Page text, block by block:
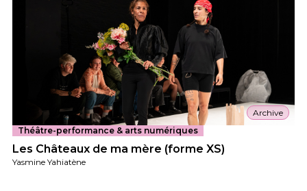
Archive
Théâtre-performance & arts numériques
Les Châteaux de ma mère (forme XS)
Yasmine Yahiatène